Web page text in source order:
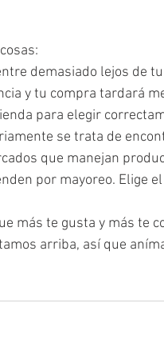
demasiado lejos de
y tu compra tardará
para elegir
se trata de
que manejan
por mayoreo. Elige
más te gusta y más te
arriba, así que